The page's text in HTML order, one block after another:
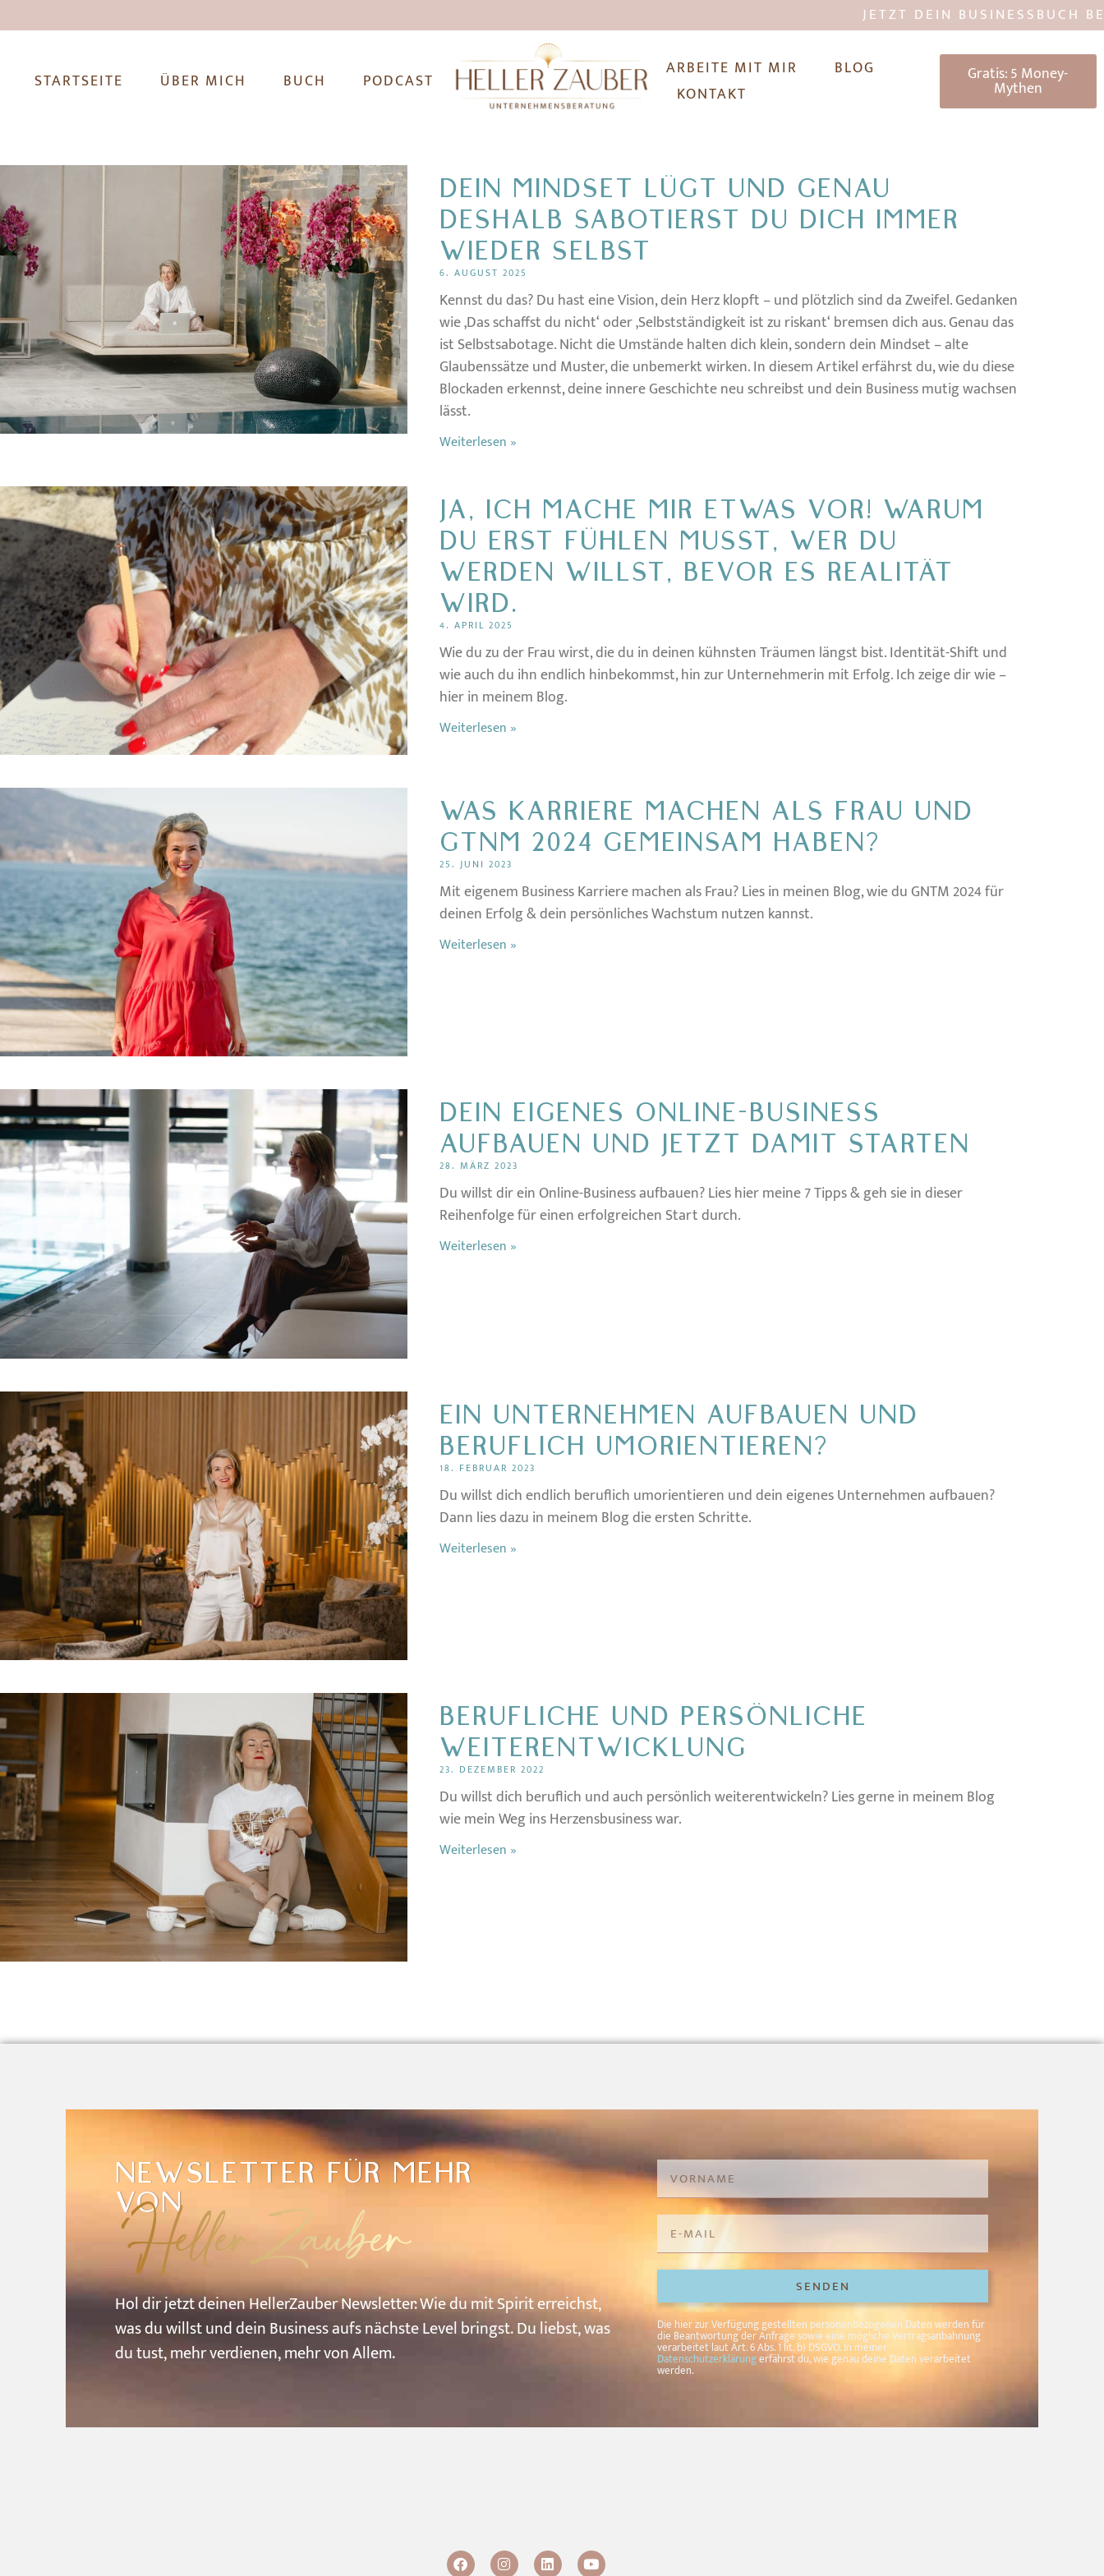
JETZT DEIN BUSINESSBUCH
STARTSEITE ÜBER MICH BUCH PODCAST
ARBEITE MIT MIR
BLOG
KONTAKT
Gratis: 5 Money-
Mythen
DEIN MINDSET LÜGT UND GENAU
DESHALB SABOTIERST DU DICH IMMER
WIEDER SELBST
6. AUGUST 2025
Kennst du das? Du hast eine Vision, dein Herz klopft – und plötzlich sind da Zweifel. Gedanken
wie ‚Das schaffst du nicht‘ oder ‚Selbstständigkeit ist zu riskant‘ bremsen dich aus. Genau das
ist Selbstsabotage. Nicht die Umstände halten dich klein, sondern dein Mindset – alte
Glaubenssätze und Muster, die unbemerkt wirken. In diesem Artikel erfährst du, wie du diese
Blockaden erkennst, deine innere Geschichte neu schreibst und dein Business mutig wachsen
lässt.
Weiterlesen »
JA, ICH MACHE MIR ETWAS VOR! WARUM
DU ERST FÜHLEN MUSST, WER DU
WERDEN WILLST, BEVOR ES REALITÄT
WIRD.
4. APRIL 2025
Wie du zu der Frau wirst, die du in deinen kühnsten Träumen längst bist. Identität-Shift und
wie auch du ihn endlich hinbekommst, hin zur Unternehmerin mit Erfolg. Ich zeige dir wie –
hier in meinem Blog.
Weiterlesen »
WAS KARRIERE MACHEN ALS FRAU UND
GTNM 2024 GEMEINSAM HABEN?
25. JUNI 2023
Mit eigenem Business Karriere machen als Frau? Lies in meinen Blog, wie du GNTM 2024 für
deinen Erfolg & dein persönliches Wachstum nutzen kannst.
Weiterlesen »
DEIN EIGENES ONLINE-BUSINESS
AUFBAUEN UND JETZT DAMIT STARTEN
28. MÄRZ 2023
Du willst dir ein Online-Business aufbauen? Lies hier meine 7 Tipps & geh sie in dieser
Reihenfolge für einen erfolgreichen Start durch.
Weiterlesen »
EIN UNTERNEHMEN AUFBAUEN UND
BERUFLICH UMORIENTIEREN?
18. FEBRUAR 2023
Du willst dich endlich beruflich umorientieren und dein eigenes Unternehmen aufbauen?
Dann lies dazu in meinem Blog die ersten Schritte.
Weiterlesen »
BERUFLICHE UND PERSÖNLICHE
WEITERENTWICKLUNG
23. DEZEMBER 2022
Du willst dich beruflich und auch persönlich weiterentwickeln? Lies gerne in meinem Blog
wie mein Weg ins Herzensbusiness war.
Weiterlesen »
NEWSLETTER FÜR MEHR
VON
HellerZauber
HoldirjetztdeinenHellerZauberNewsletter: WiedumitSpiriterreichst,
wasduwillstunddeinBusinessaufsnächsteLevelbringst.Duliebst,was
dutust,mehrverdienen,mehrvonAllem.
SENDEN
Alternative:
Die hier zur Verfügung gestellten personenbezogenen Daten werden für
die Beantwortung der Anfrage sowie eine mögliche Vertragsanbahnung
verarbeitet laut Art. 6 Abs. 1 lit. b) DSGVO. In meiner
Datenschutzerklärungerfährst du, wie genau deine Daten verarbeitet
werden.